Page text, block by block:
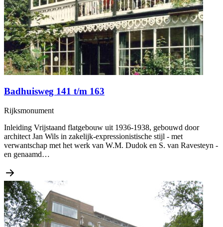
Badhuisweg 141 t/m 163
Rijksmonument
Inleiding Vrijstaand flatgebouw uit 1936-1938, gebouwd door
architect Jan Wils in zakelijk-expressionistische stijl - met
verwantschap met het werk van W.M. Dudok en S. van Ravesteyn -
en genaamd…